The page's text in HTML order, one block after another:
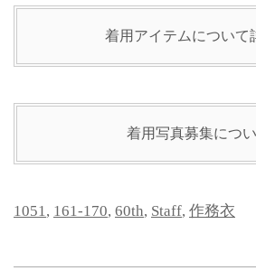
着用アイテムについて
着用写真募集につ
1051, 161-170, 60th, Staff, 作務衣